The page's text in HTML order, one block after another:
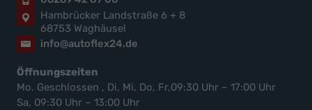
Hambrücker Landstraße 6 + 8
68753 Waghäusel
info@autoflex24.de
Öffnungszeiten
Mo. Geschlossen , Di, Mi, Do, Fr,09:30 Uhr – 17:00 Uhr
Sa, 09:30 Uhr – 13:00 Uhr